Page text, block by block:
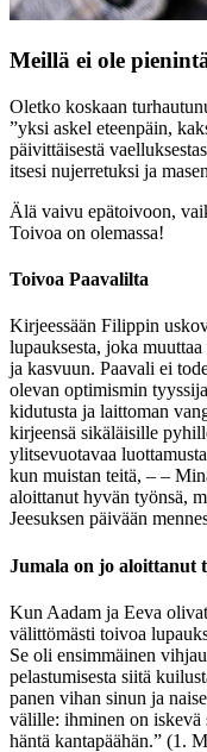
Meillä ei ole
Oletko koskaan
”yksi askel eteenpäin,
päivittäisestä
itsesi nujerretuksi ja
Älä vaivu epätoivoon,
Toivoa on olemassa!
Toivoa Paavalilta
Kirjeessään Filippin
lupauksesta, joka
ja kasvuun. Paavali ei
olevan optimismin
kidutusta ja laittoman
kirjeensä sikäläisille
ylitsevuotavaa
kun muistan teitä, – –
aloittanut hyvän työnsä,
Jeesuksen päivään
Jumala on jo aloittanut
Kun Aadam ja Eeva
välittömästi toivoa
Se oli ensimmäinen
pelastumisesta siitä
panen vihan sinun ja
välille: ihminen on iskevä
häntä kantapäähän.” (1.